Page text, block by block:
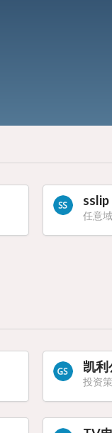
sslip
任意域
凯利
投资